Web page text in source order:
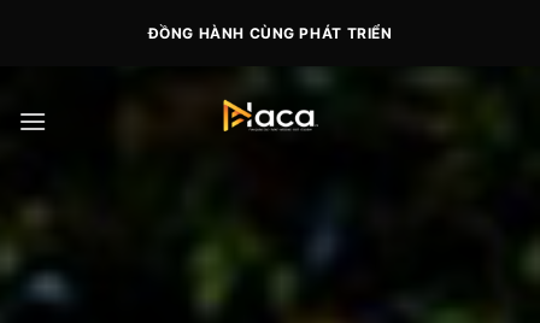
ĐỒNG HÀNH CÙNG PHÁT TRIỂN